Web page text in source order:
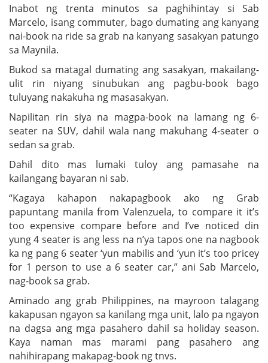
Inabot ng trenta minutos sa paghihintay si Sab
Marcelo, isang commuter, bago dumating ang kanyang
nai-book na ride sa grab na kanyang sasakyan patungo
sa Maynila.
Bukod sa matagal dumating ang sasakyan, makailang-
ulit rin niyang sinubukan ang pagbu-book bago
tuluyang nakakuha ng masasakyan.
Napilitan rin siya na magpa-book na lamang ng 6-
seater na SUV, dahil wala nang makuhang 4-seater o
sedan sa grab.
Dahil dito mas lumaki tuloy ang pamasahe na
kailangang bayaran ni sab.
“Kagaya kahapon nakapagbook ako ng Grab
papuntang manila from Valenzuela, to compare it it’s
too expensive compare before and I’ve noticed din
yung 4 seater is ang less na n’ya tapos one na nagbook
ka ng pang 6 seater ‘yun mabilis and ‘yun it’s too pricey
for 1 person to use a 6 seater car,” ani Sab Marcelo,
nag-book sa grab.
Aminado ang grab Philippines, na mayroon talagang
kakapusan ngayon sa kanilang mga unit, lalo pa ngayon
na dagsa ang mga pasahero dahil sa holiday season.
Kaya naman mas marami pang pasahero ang
nahihirapang makapag-book ng tnvs.